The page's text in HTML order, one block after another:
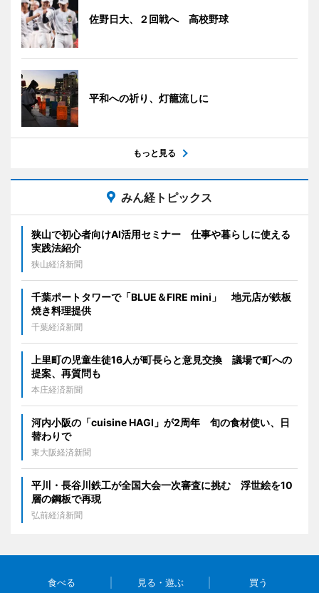
佐野日大、２回戦へ 高校野球
平和への祈り、灯籠流しに
もっと見る
みん経トピックス
狭山で初心者向けAI活用セミナー 仕事や暮らしに使える
実践法紹介
狭山経済新聞
千葉ポートタワーで「BLUE＆FIRE mini」 地元店が鉄板
焼き料理提供
千葉経済新聞
上里町の児童生徒16人が町長らと意見交換 議場で町への
提案、再質問も
本庄経済新聞
河内小阪の「cuisine HAGI」が2周年 旬の食材使い、日
替わりで
東大阪経済新聞
平川・長谷川鉄工が全国大会一次審査に挑む 浮世絵を10
層の鋼板で再現
弘前経済新聞
食べる 見る・遊ぶ 買う